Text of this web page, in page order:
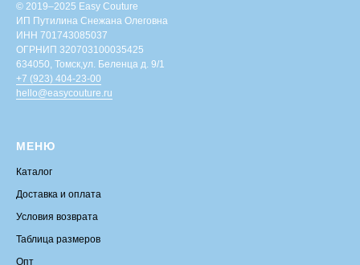
© 2019–2025 Easy Couture
ИП Путилина Снежана Олеговна
ИНН 701743085037
ОГРНИП 320703100035425
634050, Томск,ул. Беленца д. 9/1
+7 (923) 404-23-00
hello@easycouture.ru
МЕНЮ
Каталог
Доставка и оплата
Условия возврата
Таблица размеров
Опт